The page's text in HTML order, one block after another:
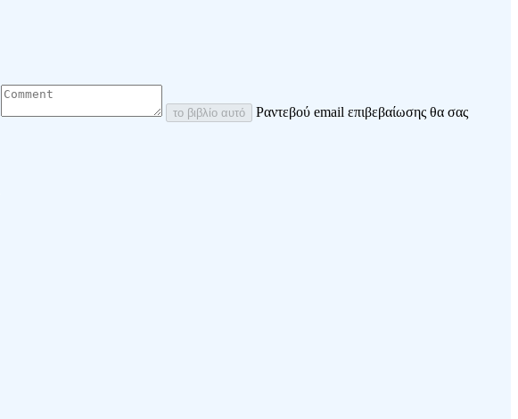
το βιβλίο αυτό
Ραντεβού email επιβεβαίωσης θα σας